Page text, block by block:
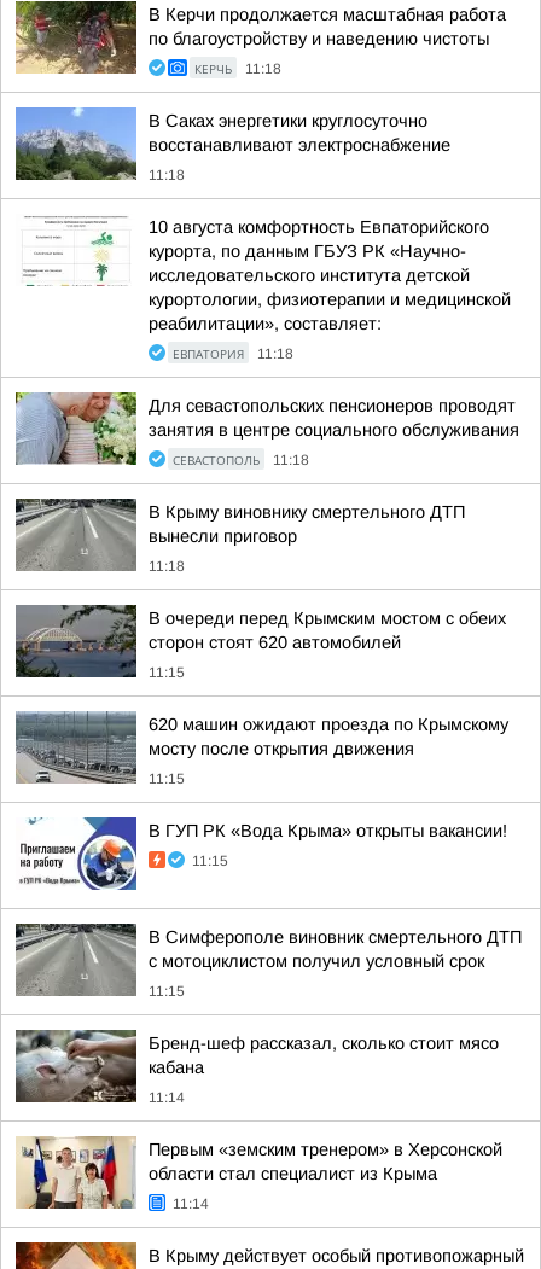
В Керчи продолжается масштабная работа
по благоустройству и наведению чистоты
КЕРЧЬ 11:18
В Саках энергетики круглосуточно
восстанавливают электроснабжение
11:18
10 августа комфортность Евпаторийского
курорта, по данным ГБУЗ РК «Научно-
исследовательского института детской
курортологии, физиотерапии и медицинской
реабилитации», составляет:
ЕВПАТОРИЯ 11:18
Для севастопольских пенсионеров проводят
занятия в центре социального обслуживания
СЕВАСТОПОЛЬ 11:18
В Крыму виновнику смертельного ДТП
вынесли приговор
11:18
В очереди перед Крымским мостом с обеих
сторон стоят 620 автомобилей
11:15
620 машин ожидают проезда по Крымскому
мосту после открытия движения
11:15
В ГУП РК «Вода Крыма» открыты вакансии!
11:15
В Симферополе виновник смертельного ДТП
с мотоциклистом получил условный срок
11:15
Бренд-шеф рассказал, сколько стоит мясо
кабана
11:14
Первым «земским тренером» в Херсонской
области стал специалист из Крыма
11:14
В Крыму действует особый противопожарный